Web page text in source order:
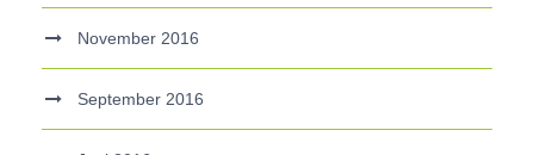
November 2016
September 2016